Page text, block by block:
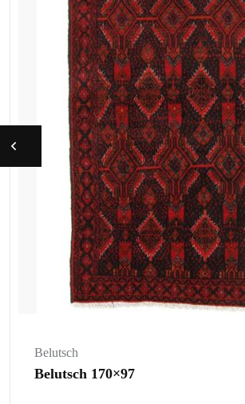
Belutsch
Belutsch 170×97